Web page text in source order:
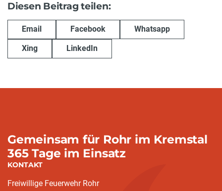
Diesen Beitrag teilen:
Email Facebook Whatsapp
Xing LinkedIn
Gemeinsam für Rohr im Kremstal
365 Tage im Einsatz
KONTAKT
Freiwillige Feuerwehr Rohr